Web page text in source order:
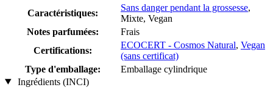
Caractéristiques:
Sans danger pendant la grossesse,
Mixte, Vegan
Notes parfumées:
Frais
Certifications:
ECOCERT - Cosmos Natural, Vegan
(sans certificat)
Type d'emballage:
Emballage cylindrique
Ingrédients (INCI)